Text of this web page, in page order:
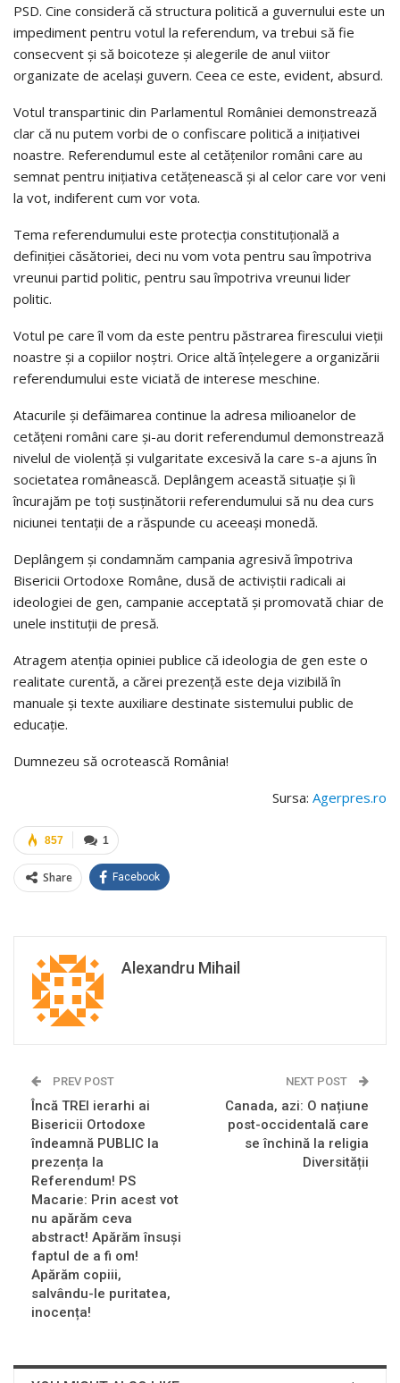
PSD. Cine consideră că structura politică a guvernului este un
impediment pentru votul la referendum, va trebui să fie
consecvent şi să boicoteze şi alegerile de anul viitor
organizate de acelaşi guvern. Ceea ce este, evident, absurd.
Votul transpartinic din Parlamentul României demonstrează
clar că nu putem vorbi de o confiscare politică a iniţiativei
noastre. Referendumul este al cetăţenilor români care au
semnat pentru iniţiativa cetăţenească şi al celor care vor veni
la vot, indiferent cum vor vota.
Tema referendumului este protecţia constituţională a
definiţiei căsătoriei, deci nu vom vota pentru sau împotriva
vreunui partid politic, pentru sau împotriva vreunui lider
politic.
Votul pe care îl vom da este pentru păstrarea firescului vieţii
noastre şi a copiilor noştri. Orice altă înţelegere a organizării
referendumului este viciată de interese meschine.
Atacurile şi defăimarea continue la adresa milioanelor de
cetăţeni români care şi-au dorit referendumul demonstrează
nivelul de violenţă şi vulgaritate excesivă la care s-a ajuns în
societatea românească. Deplângem această situaţie şi îi
încurajăm pe toţi susţinătorii referendumului să nu dea curs
niciunei tentaţii de a răspunde cu aceeaşi monedă.
Deplângem şi condamnăm campania agresivă împotriva
Bisericii Ortodoxe Române, dusă de activiştii radicali ai
ideologiei de gen, campanie acceptată şi promovată chiar de
unele instituţii de presă.
Atragem atenţia opiniei publice că ideologia de gen este o
realitate curentă, a cărei prezenţă este deja vizibilă în
manuale şi texte auxiliare destinate sistemului public de
educaţie.
Dumnezeu să ocrotească România!
Sursa: Agerpres.ro
1
857
Share Facebook
Alexandru Mihail
PREV POST
Încă TREI ierarhi ai
Bisericii Ortodoxe
îndeamnă PUBLIC la
prezența la
Referendum! PS
Macarie: Prin acest vot
nu apărăm ceva
abstract! Apărăm însuși
faptul de a fi om!
Apărăm copiii,
salvându-le puritatea,
inocența!
NEXT POST
Canada, azi: O națiune
post-occidentală care
se închină la religia
Diversității